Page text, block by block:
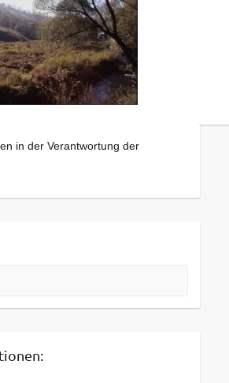
in der Verantwortung der